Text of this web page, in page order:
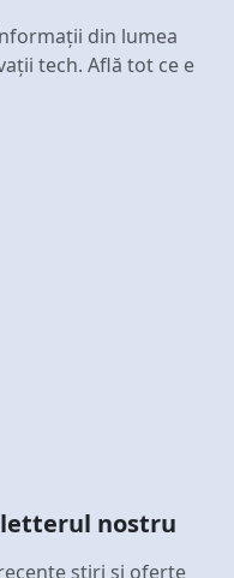
din lumea
tech. Află tot ce e
nostru
știri și oferte